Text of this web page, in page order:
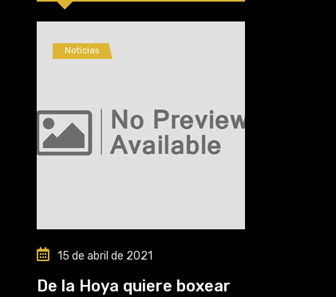
Noticias
15 de abril de 2021
De la Hoya quiere boxear